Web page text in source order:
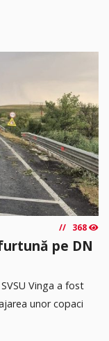
368
pe DN
Vinga a fost
unor copaci